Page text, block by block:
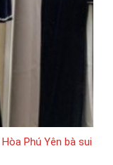
Phú Yên bà sui